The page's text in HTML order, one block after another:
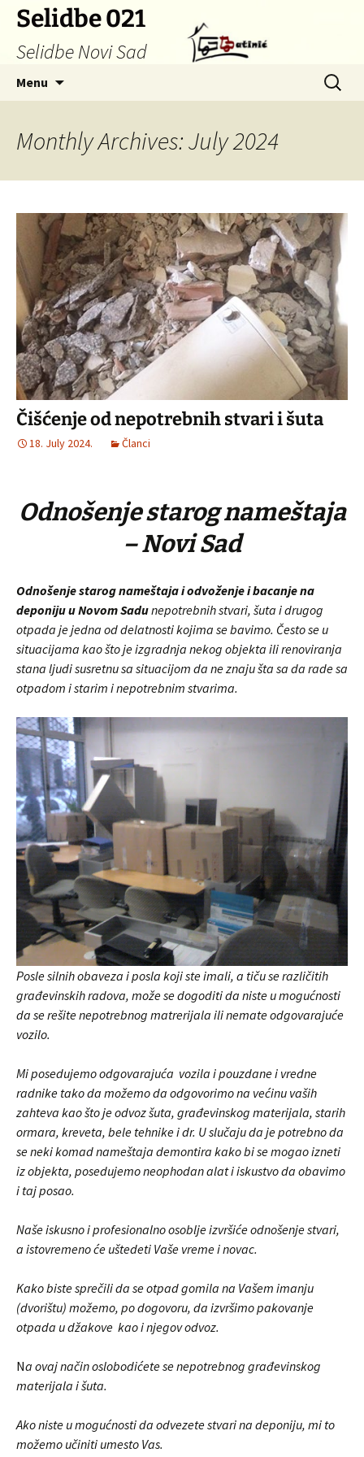
Skip
content
Selidbe 021
Selidbe Novi Sad
Menu
Search
for:
Monthly Archives: July 2024
Čišćenje od nepotrebnih stvari i šuta
18. July 2024. Članci
Odnošenje starog nameštaja
– Novi Sad
Odnošenje starog nameštaja i odvoženje i bacanje na
deponiju u Novom Sadunepotrebnih stvari, šuta i drugog
otpada je jedna od delatnosti kojima se bavimo. Često se u
situacijama kao što je izgradnja nekog objekta ili renoviranja
stana ljudi susretnu sa situacijom da ne znaju šta sa da rade sa
otpadom i starim i nepotrebnim stvarima.
Posle silnih obaveza i posla koji ste imali, a tiču se različitih
građevinskih radova, može se dogoditi da niste u mogućnosti
da se rešite nepotrebnog matrerijala ili nemate odgovarajuće
vozilo.
Mi posedujemo odgovarajuća vozila i pouzdane i vredne
radnike tako da možemo da odgovorimo na većinu vaših
zahteva kao što je odvoz šuta, građevinskog materijala, starih
ormara, kreveta, bele tehnike i dr. U slučaju da je potrebno da
se neki komad nameštaja demontira kako bi se mogao izneti
iz objekta, posedujemo neophodan alat i iskustvo da obavimo
i taj posao.
Naše iskusno i profesionalno osoblje izvršiće odnošenje stvari,
a istovremeno će uštedeti Vaše vreme i novac.
Kako biste sprečili da se otpad gomila na Vašem imanju
(dvorištu) možemo, po dogovoru, da izvršimo pakovanje
otpada u džakove kao i njegov odvoz.
Na ovaj način oslobodićete se nepotrebnog građevinskog
materijala i šuta.
Ako niste u mogućnosti da odvezete stvari na deponiju, mi to
možemo učiniti umesto Vas.